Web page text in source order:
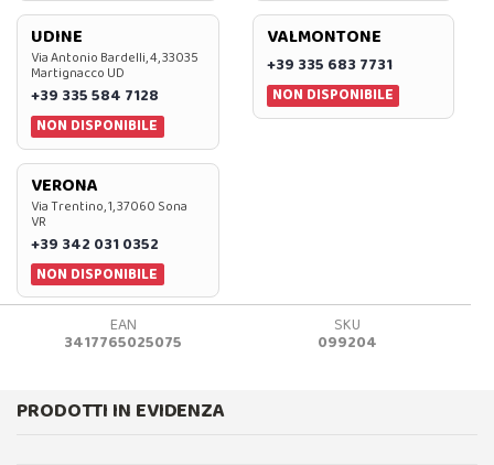
UDINE
Via Antonio Bardelli, 4, 33035
Martignacco UD
+39 335 584 7128
NON DISPONIBILE
VALMONTONE
+39 335 683 7731
NON DISPONIBILE
VERONA
Via Trentino, 1, 37060 Sona
VR
+39 342 031 0352
NON DISPONIBILE
EAN
3417765025075
SKU
099204
PRODOTTI IN EVIDENZA